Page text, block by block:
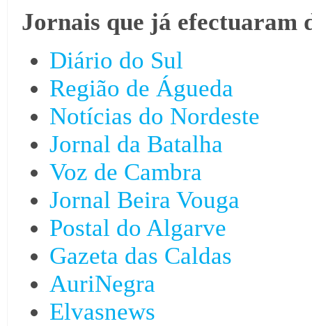
Jornais que já efectuaram
Diário do Sul
Região de Águeda
Notícias do Nordeste
Jornal da Batalha
Voz de Cambra
Jornal Beira Vouga
Postal do Algarve
Gazeta das Caldas
AuriNegra
Elvasnews